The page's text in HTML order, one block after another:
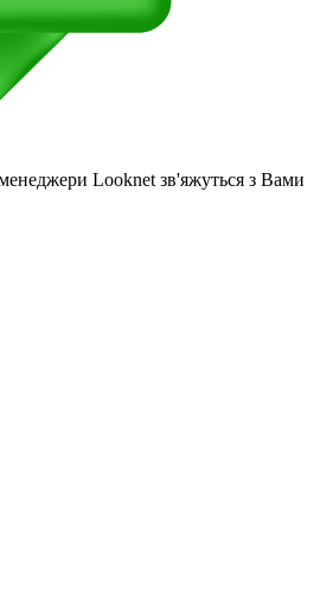
Looknet зв'яжуться з Вами